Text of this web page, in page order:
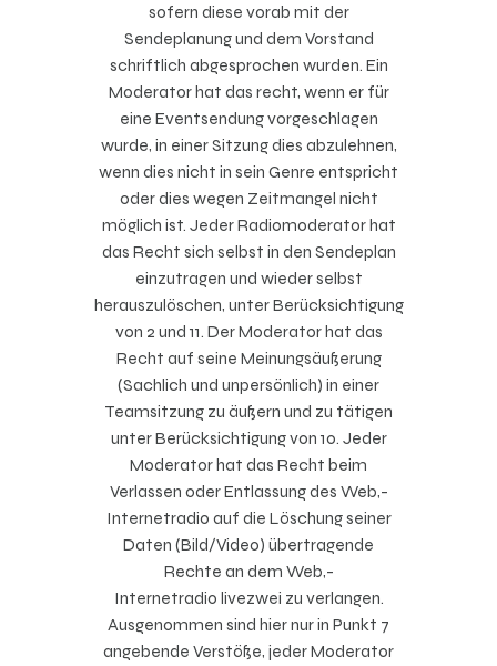
sofern diese vorab mit der
Sendeplanung und dem Vorstand
schriftlich abgesprochen wurden. Ein
Moderator hat das recht, wenn er für
eine Eventsendung vorgeschlagen
wurde, in einer Sitzung dies abzulehnen,
wenn dies nicht in sein Genre entspricht
oder dies wegen Zeitmangel nicht
möglich ist. Jeder Radiomoderator hat
das Recht sich selbst in den Sendeplan
einzutragen und wieder selbst
herauszulöschen, unter Berücksichtigung
von 2 und 11. Der Moderator hat das
Recht auf seine Meinungsäußerung
(Sachlich und unpersönlich) in einer
Teamsitzung zu äußern und zu tätigen
unter Berücksichtigung von 10. Jeder
Moderator hat das Recht beim
Verlassen oder Entlassung des Web,-
Internetradio auf die Löschung seiner
Daten (Bild/Video) übertragende
Rechte an dem Web,-
Internetradio livezwei zu verlangen.
Ausgenommen sind hier nur in Punkt 7
angebende Verstöße, jeder Moderator